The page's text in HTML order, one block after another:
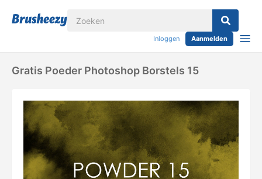
Inloggen Aanmelden
Gratis Poeder Photoshop Borstels 15